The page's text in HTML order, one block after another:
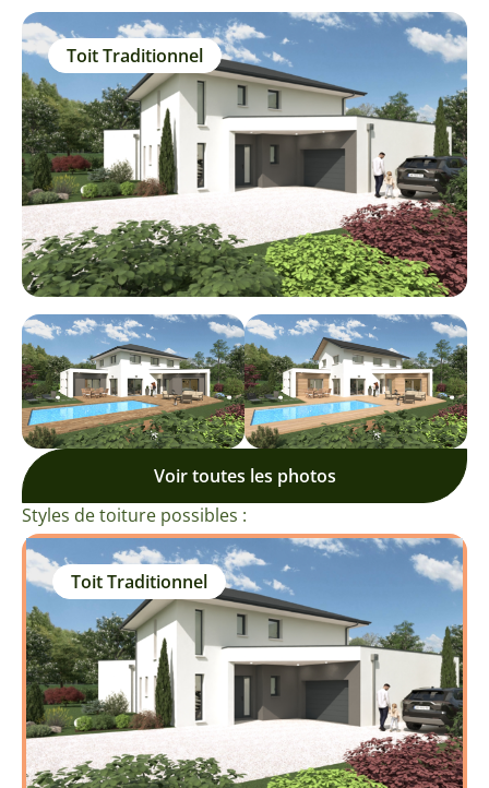
Toit Traditionnel
Voir toutes les photos
Styles de toiture possibles :
Toit Traditionnel